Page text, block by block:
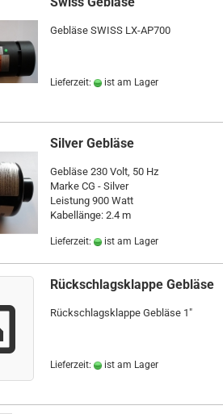
Gebläse SWISS LX-AP700
Lieferzeit: ist am Lager
Silver Gebläse
Gebläse 230 Volt, 50 Hz
Marke CG - Silver
Leistung 900 Watt
Kabellänge: 2.4 m
Lieferzeit: ist am Lager
Rückschlagsklappe Gebläse
Rückschlagsklappe Gebläse 1"
Lieferzeit: ist am Lager